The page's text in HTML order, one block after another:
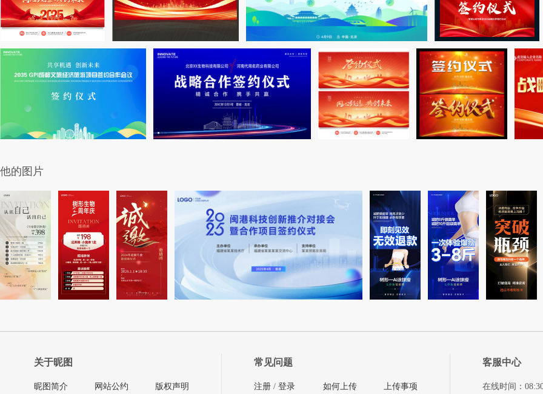
他的图片
关于昵图
昵图简介 网站公约 版权声明
常见问题
注册 / 登录 如何上传 上传事项
客服中心
在线时间：